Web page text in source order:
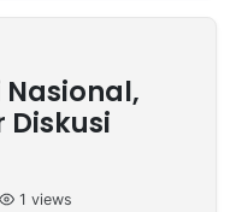
Diskusi
1 views